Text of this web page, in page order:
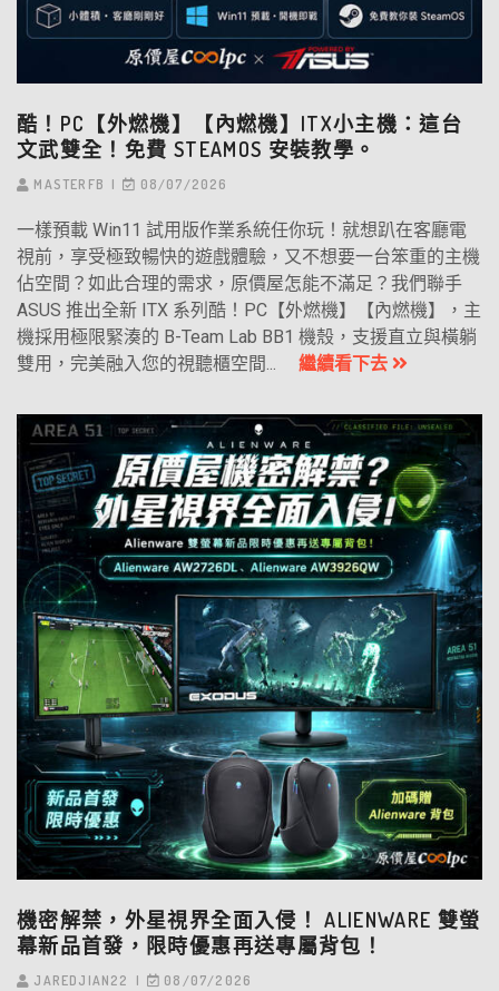
酷！PC【外燃機】【內燃機】ITX小主機：這台
文武雙全！免費 STEAMOS 安裝教學。
MASTERFB 08/07/2026
一樣預載 Win11 試用版作業系統任你玩！就想趴在客廳電
視前，享受極致暢快的遊戲體驗，又不想要一台笨重的主機
佔空間？如此合理的需求，原價屋怎能不滿足？我們聯手
ASUS 推出全新 ITX 系列酷！PC【外燃機】【內燃機】，主
機採用極限緊湊的 B-Team Lab BB1 機殼，支援直立與橫躺
雙用，完美融入您的視聽櫃空間... 繼續看下去
機密解禁，外星視界全面入侵！ ALIENWARE 雙螢
幕新品首發，限時優惠再送專屬背包！
JAREDJIAN22 08/07/2026